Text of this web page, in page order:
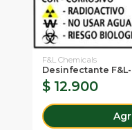
F&L Chemicals
Desinfectante
$ 12.900